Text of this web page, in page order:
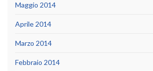
Maggio 2014
Aprile 2014
Marzo 2014
Febbraio 2014